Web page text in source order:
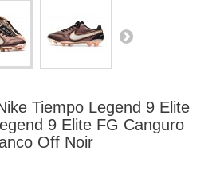
Tiempo Legend 9 Elite
9 Elite FG Canguro
Off Noir